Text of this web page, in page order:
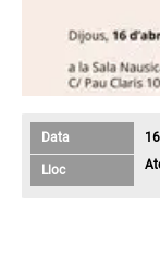
Data
Lloc